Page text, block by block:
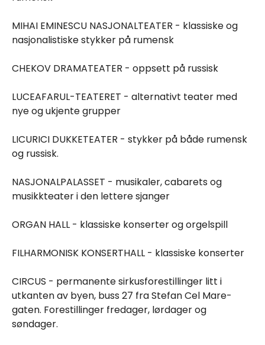
MIHAI EMINESCU NASJONALTEATER - klassiske og
nasjonalistiske stykker på rumensk
CHEKOV DRAMATEATER - oppsett på russisk
LUCEAFARUL-TEATERET - alternativt teater med
nye og ukjente grupper
LICURICI DUKKETEATER - stykker på både rumensk
og russisk.
NASJONALPALASSET - musikaler, cabarets og
musikkteater i den lettere sjanger
ORGAN HALL - klassiske konserter og orgelspill
FILHARMONISK KONSERTHALL - klassiske konserter
CIRCUS - permanente sirkusforestillinger litt i
utkanten av byen, buss 27 fra Stefan Cel Mare-
gaten. Forestillinger fredager, lørdager og
søndager.